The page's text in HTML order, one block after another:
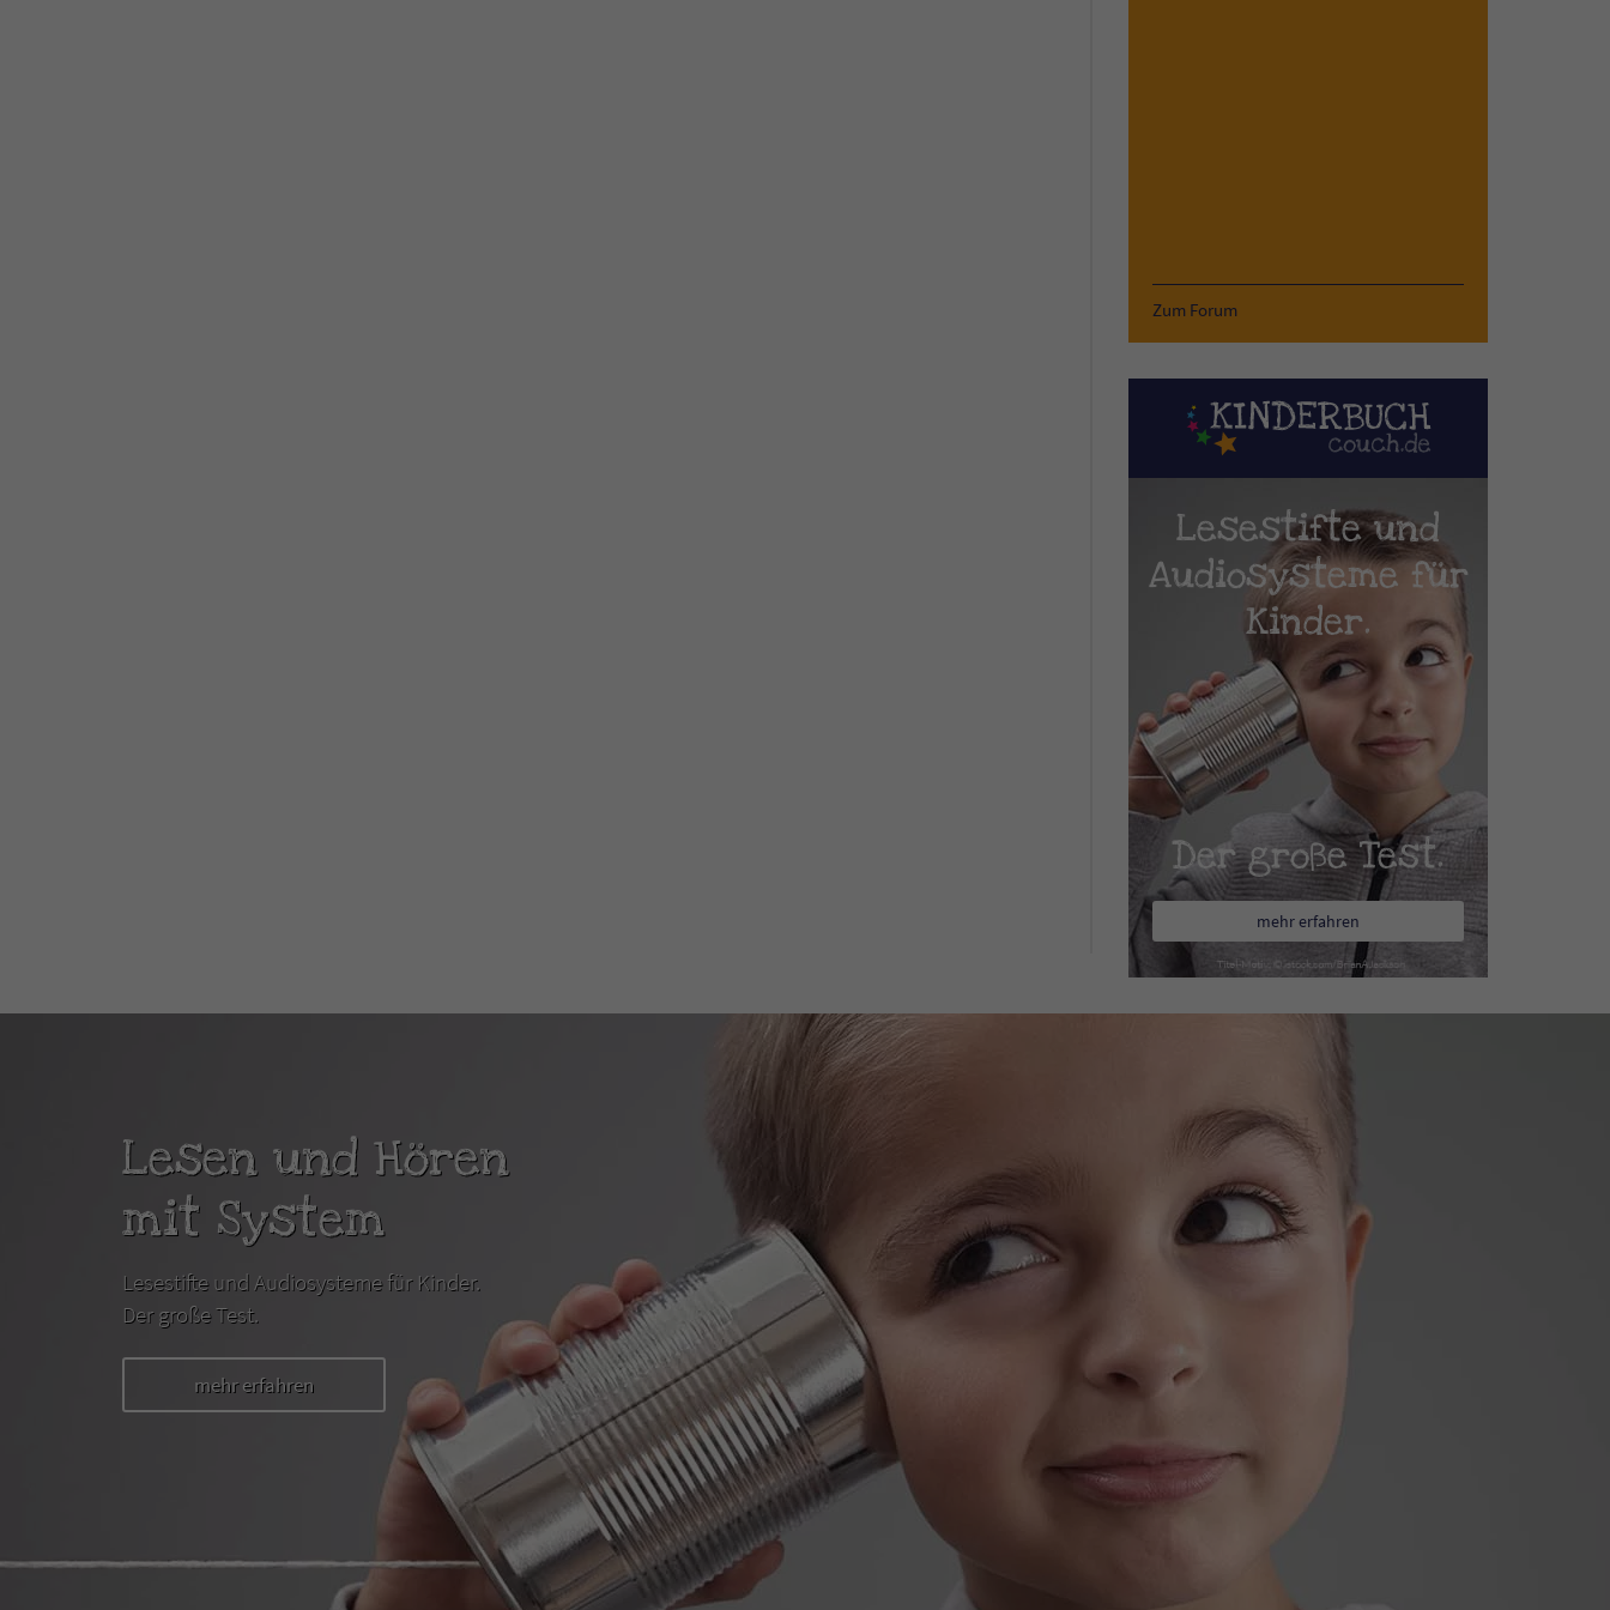
Zum Forum
Lesestifte und
Audiosysteme für
Kinder.
Der große Test.
mehr erfahren
Lesen und Hören
mit System
Lesestifte und Audiosysteme für Kinder.
Der große Test.
mehr erfahren